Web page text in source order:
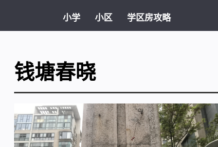
小学 小区 学区房攻略
钱塘春晓